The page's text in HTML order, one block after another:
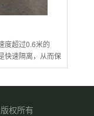
度超过0.6米的
快速隔离，从而保
权所有